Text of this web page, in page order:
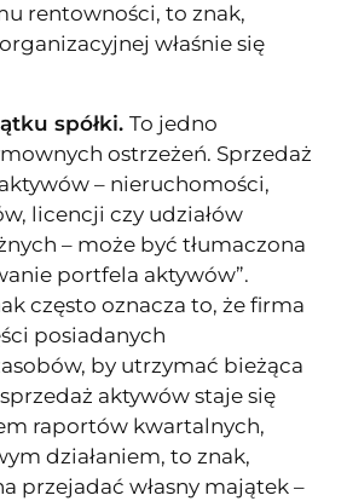
rentowności, to znak,
właśnie się
spółki. To jedno
ostrzeżeń. Sprzedaż
– nieruchomości,
licencji czy udziałów
– może być tłumaczona
portfela aktywów”.
często oznacza to, że firma
posiadanych
by utrzymać bieżąca
aktywów staje się
raportów kwartalnych,
działaniem, to znak,
przejadać własny majątek –